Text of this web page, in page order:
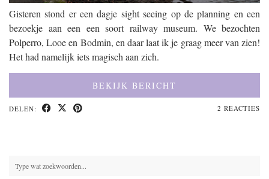
Gisteren stond er een dagje sight seeing op de planning en een
bezoekje aan een een soort railway museum. We bezochten
Polperro, Looe en Bodmin, en daar laat ik je graag meer van zien!
Het had namelijk iets magisch aan zich.
BEKIJK BERICHT
DELEN: 2 REACTIES